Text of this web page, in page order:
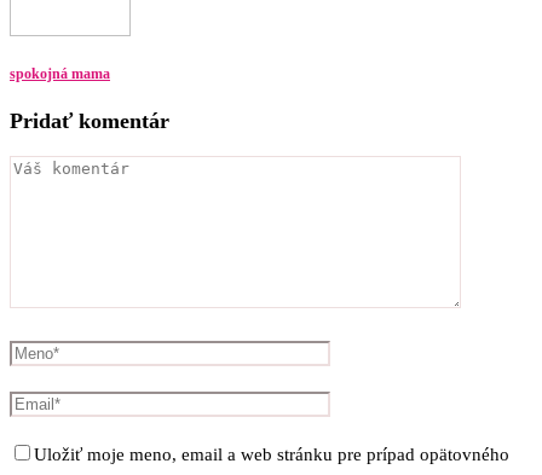
spokojná mama
Pridať komentár
Uložiť moje meno, email a web stránku pre prípad opätovného